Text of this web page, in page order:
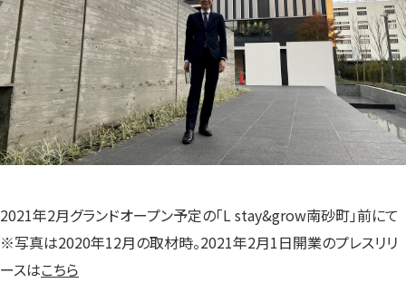
2021年2月グランドオープン予定の「L stay&grow南砂町」前にて
※写真は2020年12月の取材時。2021年2月1日開業のプレスリリ
ースはこちら